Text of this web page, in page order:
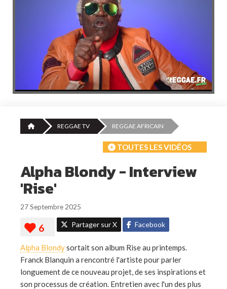
REGGAE TV REGGAE AFRICAIN
TOUTES LES VIDÉOS
Alpha Blondy - Interview
'Rise'
27 Septembre 2025
Partager sur X Facebook
Alpha Blondysortait son album Rise au printemps.
Franck Blanquin a rencontré l'artiste pour parler
longuement de ce nouveau projet, de ses inspirations et
son processus de création. Entretien avec l'un des plus